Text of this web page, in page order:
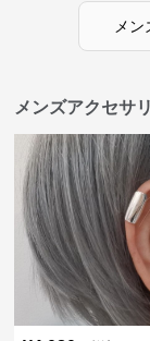
メ
メンズアクセサ